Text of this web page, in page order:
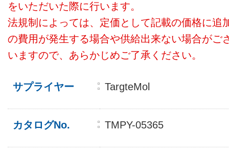
をいただいた際に行います。
法規制によっては、定価として記載の価格に追
の費用が発生する場合や供給出来ない場合がご
いますので、あらかじめご了承ください。
サプライヤー TargteMol
カタログNo. TMPY-05365